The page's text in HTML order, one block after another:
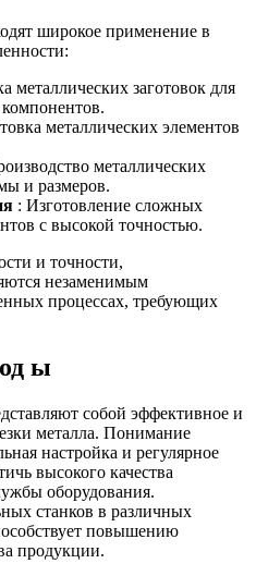
широкое применение в
металлических заготовок для
металлических элементов
металлических
и размеров.
: Изготовление сложных
с высокой точностью.
и точности,
незаменимым
процессах, требующих
ы
собой эффективное и
металла. Понимание
настройка и регулярное
высокого качества
оборудования.
станков в различных
повышению
продукции.